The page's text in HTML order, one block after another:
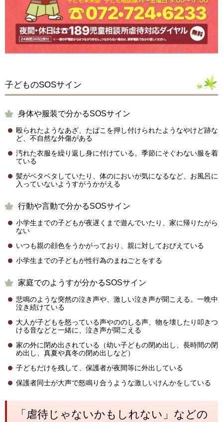
子どものSOSサイン
身体や服装で分かるSOSサイン
殴られたようなあざ、たばこを押し付けられたようなやけど跡な
ど、不自然な外傷がある
汚れた衣服を繰り返し身に付けている。季節にそぐわない服を着
ている
髪がベタベタしていたり、体のにおいが気になるなど、お風呂に
入っていないようすがうかがえる
行動や言動で分かるSOSサイン
小学生までの子どもが夜遅くまで遊んでいたり、家に帰りたがら
ない
いつも親の顔色をうかがっており、親に対しておびえている
小学生までの子どもが性行為のまねごとをする
家庭でのようすが分かるSOSサイン
悲鳴のような突然の泣き声や、激しい泣き声が聞こえる。一晩中
泣き続けている
大人が子どもを怒っている声やののしる声、物を壊したり叩きつ
ける音などと一緒に、泣き声が聞こえる
家の外に閉め出されている（幼い子どもの閉め出し、長時間の閉
め出し、真夏や真冬の閉め出しなど）
子どもだけを残して、保護者が夜間等に外出している
保護者同士が大声で怒鳴り合うような激しいけんかをしている
「虐待じゃないかもしれない」などの